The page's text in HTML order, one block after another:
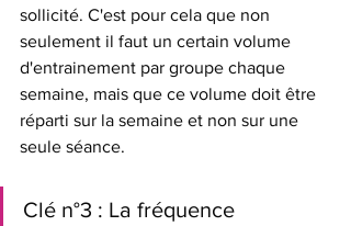
sollicité. C'est pour cela que non
seulement il faut un certain volume
d'entrainement par groupe chaque
semaine, mais que ce volume doit être
réparti sur la semaine et non sur une
seule séance.
Clé n°3 : La fréquence